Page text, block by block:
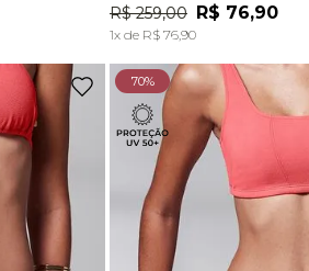
ADICIONAR À
R$ 259,00 R$ 76,90
1x de R$ 76,90
70%